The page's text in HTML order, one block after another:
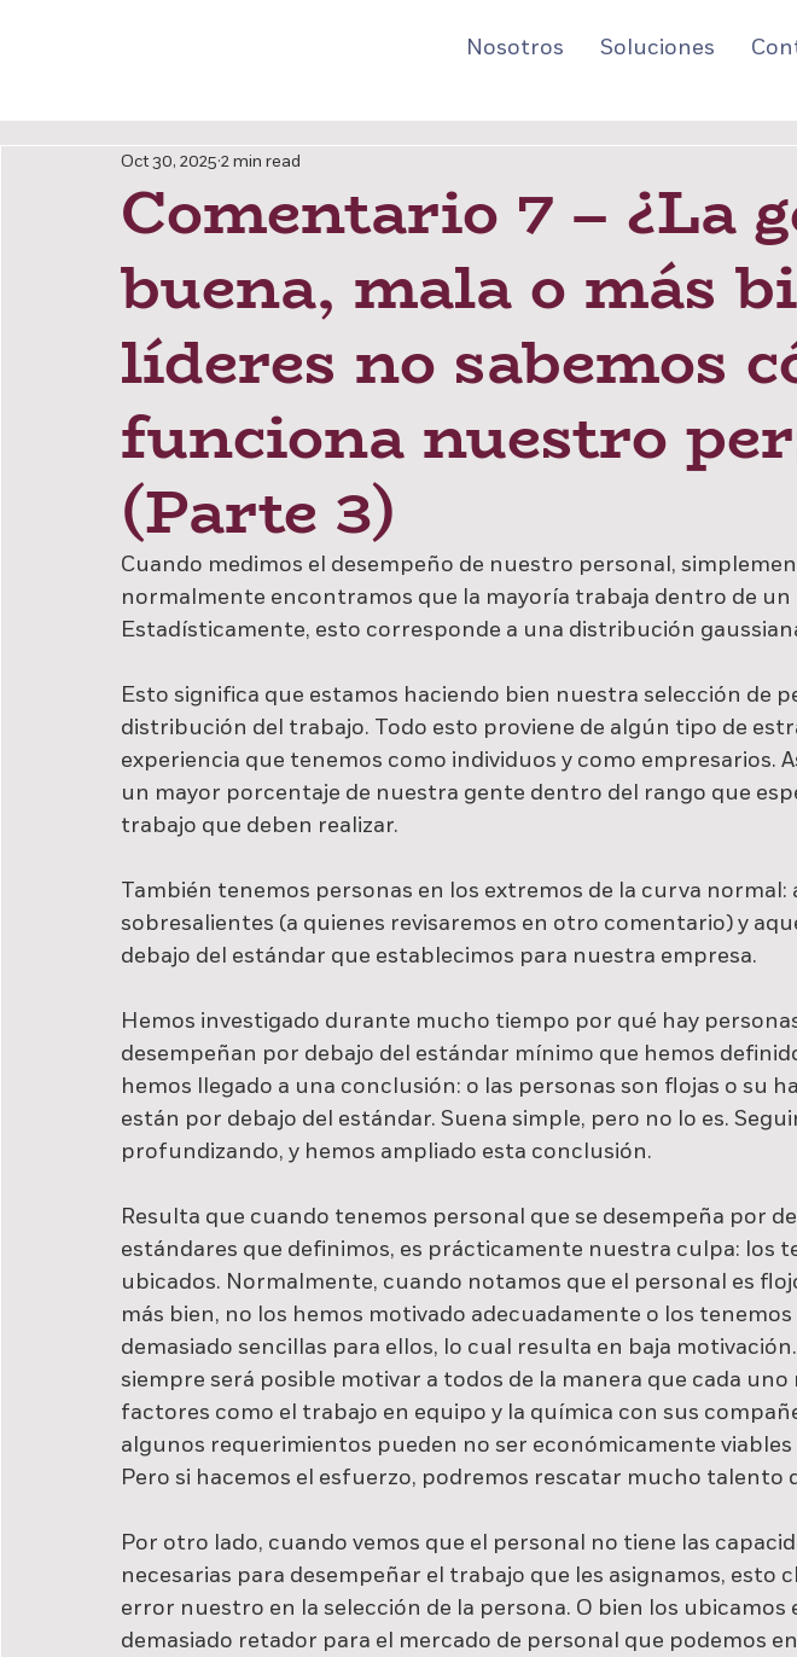
Nosotros Soluciones
Comentario 7 – ¿La
buena, mala o más
líderes no sabemos
funciona nuestro
(Parte 3)
Oct 30, 2025 2 min read
Cuando medimos el desempeño de nuestro personal,
normalmente encontramos que la mayoría trabaja dentro de
Estadísticamente, esto corresponde a una distribución
Esto significa que estamos haciendo bien nuestra selección de
distribución del trabajo. Todo esto proviene de algún tipo de
experiencia que tenemos como individuos y como empresarios.
un mayor porcentaje de nuestra gente dentro del rango que
trabajo que deben realizar.
También tenemos personas en los extremos de la curva normal:
sobresalientes (a quienes revisaremos en otro comentario) y
debajo del estándar que establecimos para nuestra empresa.
Hemos investigado durante mucho tiempo por qué hay
desempeñan por debajo del estándar mínimo que hemos
hemos llegado a una conclusión: o las personas son flojas o su
están por debajo del estándar. Suena simple, pero no lo es.
profundizando, y hemos ampliado esta conclusión.
Resulta que cuando tenemos personal que se desempeña por
estándares que definimos, es prácticamente nuestra culpa: los
ubicados. Normalmente, cuando notamos que el personal es
más bien, no los hemos motivado adecuadamente o los
demasiado sencillas para ellos, lo cual resulta en baja
siempre será posible motivar a todos de la manera que cada
factores como el trabajo en equipo y la química con sus
algunos requerimientos pueden no ser económicamente viables
Pero si hacemos el esfuerzo, podremos rescatar mucho talento
Por otro lado, cuando vemos que el personal no tiene las
necesarias para desempeñar el trabajo que les asignamos, esto
error nuestro en la selección de la persona. O bien los ubicamos
demasiado retador para el mercado de personal que podemos